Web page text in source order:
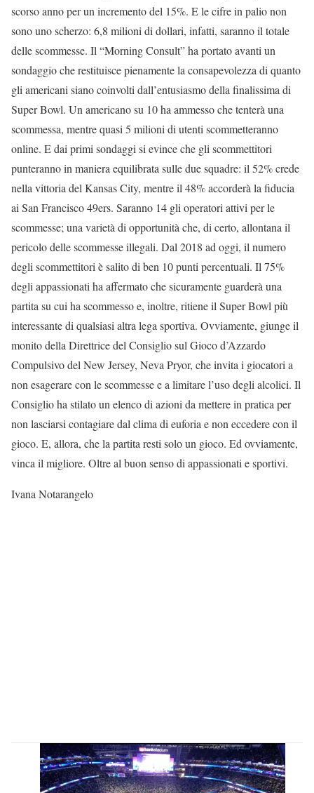
scorso anno per un incremento del 15%. E le cifre in palio non
sono uno scherzo: 6,8 milioni di dollari, infatti, saranno il totale
delle scommesse. Il “Morning Consult” ha portato avanti un
sondaggio che restituisce pienamente la consapevolezza di quanto
gli americani siano coinvolti dall’entusiasmo della finalissima di
Super Bowl. Un americano su 10 ha ammesso che tenterà una
scommessa, mentre quasi 5 milioni di utenti scommetteranno
online. E dai primi sondaggi si evince che gli scommettitori
punteranno in maniera equilibrata sulle due squadre: il 52% crede
nella vittoria del Kansas City, mentre il 48% accorderà la fiducia
ai San Francisco 49ers. Saranno 14 gli operatori attivi per le
scommesse; una varietà di opportunità che, di certo, allontana il
pericolo delle scommesse illegali. Dal 2018 ad oggi, il numero
degli scommettitori è salito di ben 10 punti percentuali. Il 75%
degli appassionati ha affermato che sicuramente guarderà una
partita su cui ha scommesso e, inoltre, ritiene il Super Bowl più
interessante di qualsiasi altra lega sportiva. Ovviamente, giunge il
monito della Direttrice del Consiglio sul Gioco d’Azzardo
Compulsivo del New Jersey, Neva Pryor, che invita i giocatori a
non esagerare con le scommesse e a limitare l’uso degli alcolici. Il
Consiglio ha stilato un elenco di azioni da mettere in pratica per
non lasciarsi contagiare dal clima di euforia e non eccedere con il
gioco. E, allora, che la partita resti solo un gioco. Ed ovviamente,
vinca il migliore. Oltre al buon senso di appassionati e sportivi.
Ivana Notarangelo